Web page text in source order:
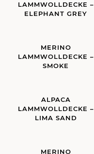
LAMMWOLLDECKE –
ELEPHANT GREY
MERINO
LAMMWOLLDECKE –
SMOKE
ALPACA
LAMMWOLLDECKE –
LIMA SAND
MERINO